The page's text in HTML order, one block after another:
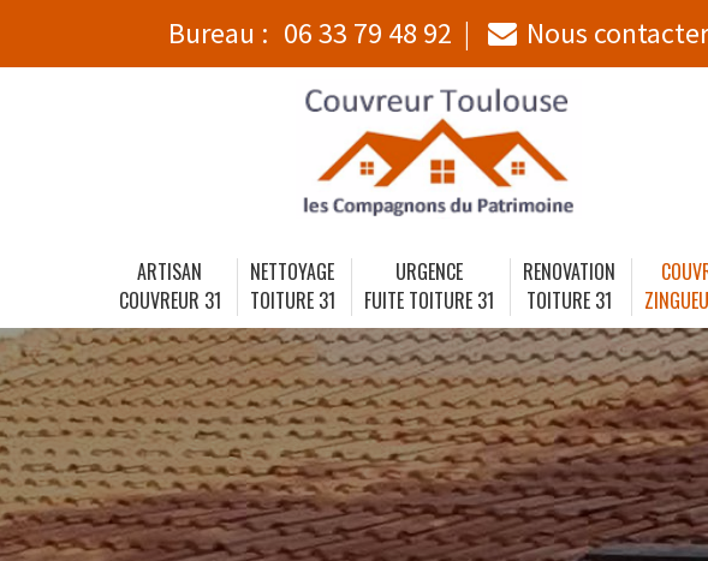
Bureau : 06 33 79 48 92 Nous contacter
ARTISAN
COUVREUR 31
NETTOYAGE
TOITURE 31
URGENCE
FUITE TOITURE 31
RENOVATION
TOITURE 31